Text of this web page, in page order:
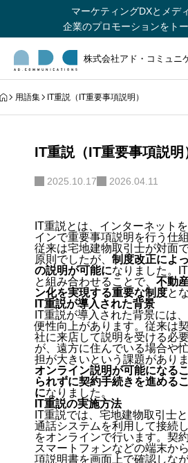
マーケティングDXとメデ
企業のプロモーションをト
株式会社アド・コミュニ
用語集 IT重説（IT重要事項説明）
IT重説（IT重要事項説明
2025.10.17 2026.04.11
IT重説とは、 インターネット
インで重要事項説明を行う仕
従来は宅地建物取引士が対面
原則でしたが、 制度改正によ
の説明が可能になりました。
と組み合わせることで、 不動
ン化を実現する重要な制度と
IT重説が導入された背景
IT重説が導入された背景には、
便性向上があります。従来は
社に来店して説明を受ける必
が、遠方に住んでいる場合や
担が大きいという課題がありま
オンライン説明が可能になる
られずに契約手続きを進める
になりました。
IT重説の実施方法
IT重説では、 宅地建物取引士
通話システムを利用して接続
をオンラインで行います。 契
スマートフォンなどの端末か
項説明書を画面上で確認しな